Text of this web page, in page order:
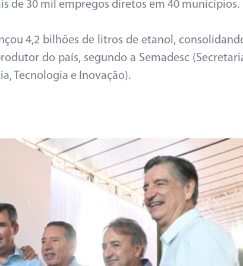
de 30 mil empregos diretos em 40 municípios.
4,2 bilhões de litros de etanol,
do país, segundo a Semadesc
Tecnologia e Inovação).